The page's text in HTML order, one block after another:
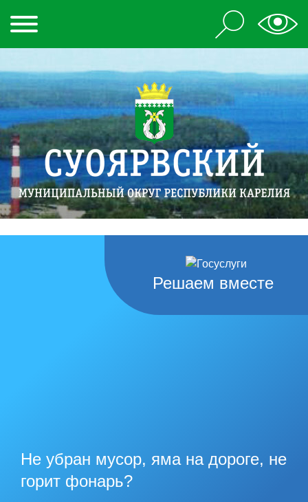
Решаем вместе
Не убран мусор, яма на дороге, не
горит фонарь?